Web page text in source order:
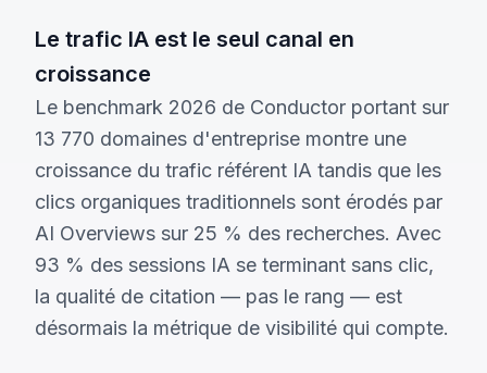
Le trafic IA est le seul canal en
croissance
Le benchmark 2026 de Conductor portant sur
13 770 domaines d'entreprise montre une
croissance du trafic référent IA tandis que les
clics organiques traditionnels sont érodés par
AI Overviews sur 25 % des recherches. Avec
93 % des sessions IA se terminant sans clic,
la qualité de citation — pas le rang — est
désormais la métrique de visibilité qui compte.